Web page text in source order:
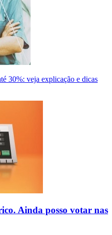
30%: veja explicação e dicas
Ainda posso votar nas